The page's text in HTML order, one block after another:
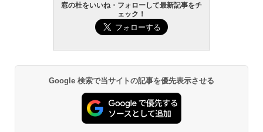
Robloxギフトカード - 2,000 Robux 【限
定バーチャルアイテムを含む】 【オンラ
インゲームコード】 ロブロックス | オン
￥3,200
Microsoft Office Home & Business 202
4(最新 永続版)|オンラインコード版|Wind
ows11、10/mac対応|PC2台
AIイラスト表現辞典: 思い通りの絵を引き
出す プロンプトの言葉 AI画像生成シリー
ズ (はぴーイラストLabo)
ClaudeCode いちばんやさしい 教科書:
方 マニュアル AI副業にもコンテンツ作成
にもKindle出版にも！ 非エンジニアのた
めのAIコーディング入門シリーズ
Amazon Kindle - 目に優しい、かさばら
ない、大きな画面で読みやすい、6週間持
続バッテリー、6インチディスプレイ電子
￥19,980
Kindle Paperwhite シグニチャーエディ
ション (32GB) 7インチディスプレイ、明
窓の杜をいいね・フォローして最新記事をチ
ェック！
Google 検索で当サイトの記事を優先表示させる